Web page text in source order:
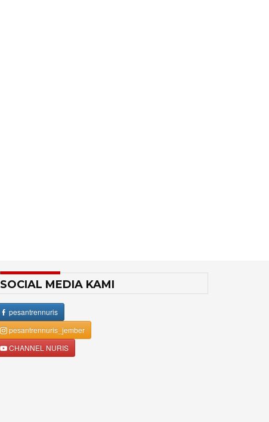
SOCIAL MEDIA KAMI
pesantrennuris
pesantrennuris_jember
CHANNEL NURIS